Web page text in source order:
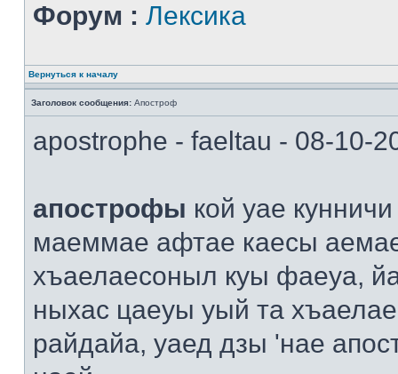
Форум : Лексика
Вернуться к началу
Заголовок сообщения: Апостроф
apostrophe - faeltau - 08-10-
апострофы кой уае
маеммае афтае каесы
хъаелаесоныл куы фаеуа,
ныхас цаеуы уый та
райдайа, уаед дзы 'нае